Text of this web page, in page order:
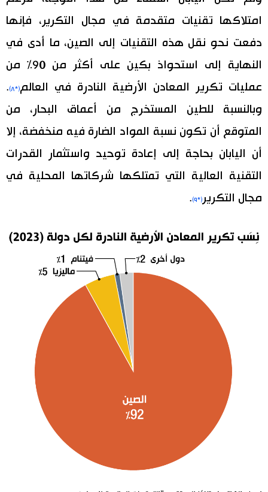
امتلاكها تقنيات متقدمة في مجال التكرير، فإنها
دفعت نحو نقل هذه التقنيات إلى الصين، ما أدى في
النهاية إلى استحواذ بكين على أكثر من 90% من
عمليات تكرير المعادن الأرضية النادرة في العالم(*٨)
.
وبالنسبة للطين المستخرج من أعماق البحار، من
المتوقع أن تكون نسبة المواد الضارة فيه منخفضة، إلا
أن اليابان بحاجة إلى إعادة توحيد واستثمار القدرات
التقنية العالية التي تمتلكها شركاتها المحلية في
مجال التكرير (*٩) .